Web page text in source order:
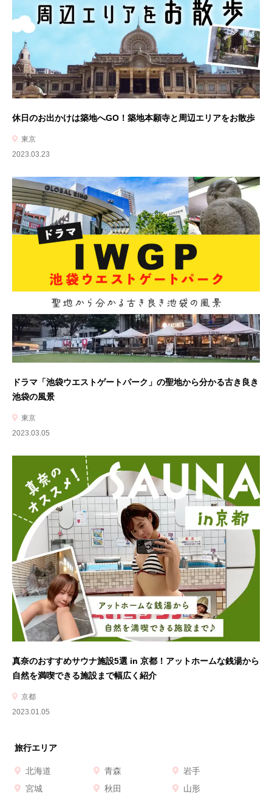
休日のお出かけは築地へGO！築地本願寺と周辺エリアをお散歩
東京
2023.03.23
ドラマ「池袋ウエストゲートパーク」の聖地から分かる古き良き
池袋の風景
東京
2023.03.05
真奈のおすすめサウナ施設5選 in 京都！アットホームな銭湯から
自然を満喫できる施設まで幅広く紹介
京都
2023.01.05
旅行エリア
北海道 青森
岩手
宮城
秋田
山形